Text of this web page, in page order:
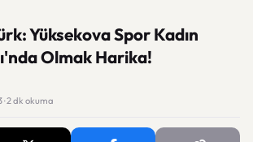
Yüksekova Spor Kadın
Olmak Harika!
· 2 dk okuma